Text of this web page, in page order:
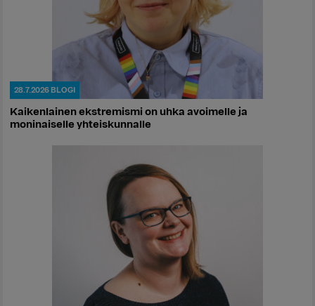
28.7.2026 BLOGI
Kaikenlainen ekstremismi on uhka avoimelle ja
moninaiselle yhteiskunnalle